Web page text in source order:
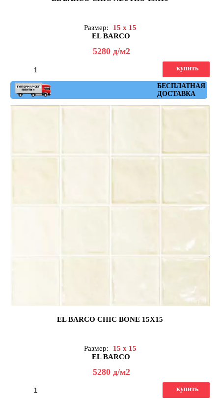
Размер:
15 x 15
EL BARCO
5280 д/м2
БЕСПЛАТНАЯ
ДОСТАВКА
купить
EL BARCO CHIC BONE 15X15
Размер:
15 x 15
EL BARCO
5280 д/м2
купить